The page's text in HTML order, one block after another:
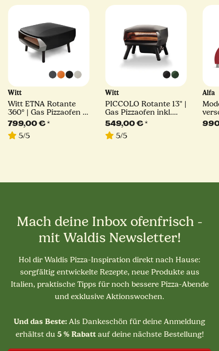
Witt
Witt ETNA Rotante
360° | Gas Pizzaofen |
16" | 9,2 kW | U-
Brenner |
verschiedene Farben
799,00 €*
5/5
Witt
PICCOLO Rotante 13" |
Gas Pizzaofen inkl.
Pizzaschaufel | C-
Brenner | 5,2 kW |
verschiedene Farben
549,00 €*
5/5
Alfa
Mach deine Inbox ofenfrisch -
mit Waldis Newsletter!
Hol dir Waldis Pizza-Inspiration direkt nach Hause:
sorgfältig entwickelte Rezepte, neue Produkte aus
Italien, praktische Tipps für noch bessere Pizza-Abende
und exklusive Aktionswochen.
Und das Beste: Als Dankeschön für deine Anmeldung
erhältst du 5 % Rabattauf deine nächste Bestellung!